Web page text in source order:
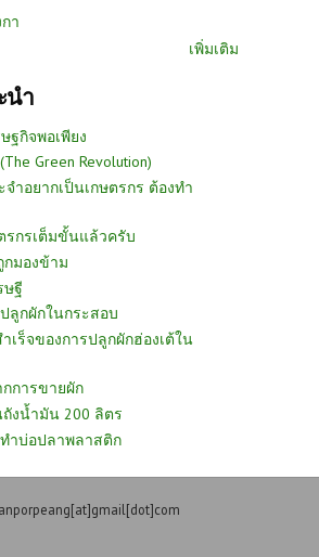
า
เพิ่มเติม
นำ
ฐกิจพอเพียง
Green Revolution)
จำอยากเป็นเกษตรกร ต้องทำ
รกรเต็มขั้นแล้วครับ
มองข้าม
ษฐี
ลูกผักในกระสอบ
เร็จของการปลูกผักฮ่องเต้ใน
การขายผัก
ถังน้ำมัน 200 ลิตร
ำบ่อปลาพลาสติก